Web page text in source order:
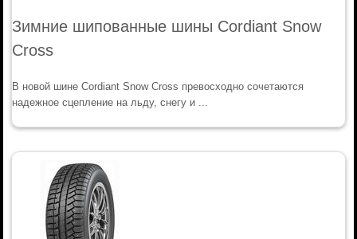
Зимние шипованные шины Cordiant Snow
Cross
В новой шине Cordiant Snow Cross превосходно сочетаются
надежное сцепление на льду, снегу и ...